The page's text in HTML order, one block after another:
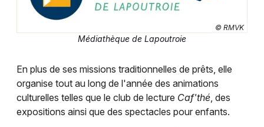
Choisir mes départements
Mon email
© RMVK
Médiathèque de Lapoutroie
En plus de ses missions traditionnelles de prêts, elle
organise tout au long de l'année des animations
culturelles telles que le club de lecture Caf'thé , des
expositions ainsi que des spectacles pour enfants.